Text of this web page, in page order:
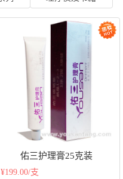
佑三护理膏25克装
¥199.00/支